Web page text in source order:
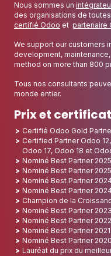
Nous sommes un
des organisations de
certifié Odoo et partenaire
We support our customers
development,
method on more than 800
Tous nos consultants
monde entier.
Prix et
Certifié Odoo Gold
Certified Partner Odoo
Odoo 17, Odoo 18 et
Nominé Best Partner
Nominé Best Partner
Nominé Best Partner
Nominé Best Partner
Champion de la
Nominé Best Partner
Nominé Best Partner
Nominé Best Partner
Nominé Best Partner
Lauréat du prix du